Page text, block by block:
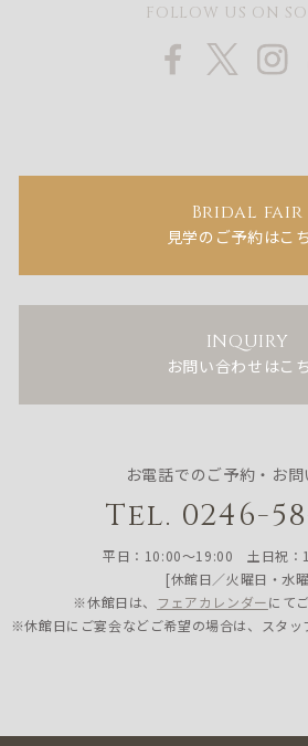
FOLLOW US ON
Bridal fair
見学のご予約はこ
INQUIRY
お問い合わせはこ
お電話でのご予約・お
Tel. 0246-
平日：10:00〜19:00 土日祝：
[休館日／火曜日・水
※休館日は、 フェアカレンダーにて
※休館日にご宴会などご希望の場合は、スタッ